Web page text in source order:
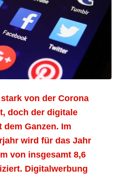
von der Corona
doch der digitale
Ganzen. Im
wird für das Jahr
von insgesamt 8,6
Digitalwerbung